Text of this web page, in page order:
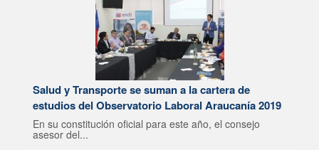
Salud y Transporte se suman a la cartera de
estudios del Observatorio Laboral Araucanía 2019
En su constitución oficial para este año, el consejo
asesor del...